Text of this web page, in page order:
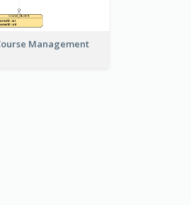
Management